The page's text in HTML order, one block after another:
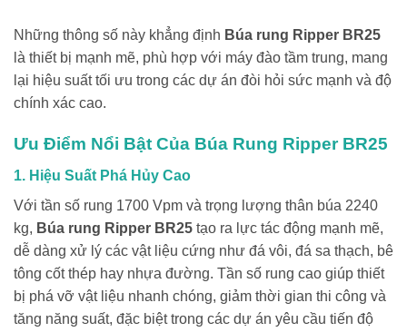
Những thông số này khẳng định Búa rung Ripper BR25
là thiết bị mạnh mẽ, phù hợp với máy đào tầm trung, mang
lại hiệu suất tối ưu trong các dự án đòi hỏi sức mạnh và độ
chính xác cao.
Ưu Điểm Nổi Bật Của Búa Rung Ripper BR25
1. Hiệu Suất Phá Hủy Cao
Với tần số rung 1700 Vpm và trọng lượng thân búa 2240
kg, Búa rung Ripper BR25 tạo ra lực tác động mạnh mẽ,
dễ dàng xử lý các vật liệu cứng như đá vôi, đá sa thạch, bê
tông cốt thép hay nhựa đường. Tần số rung cao giúp thiết
bị phá vỡ vật liệu nhanh chóng, giảm thời gian thi công và
tăng năng suất, đặc biệt trong các dự án yêu cầu tiến độ